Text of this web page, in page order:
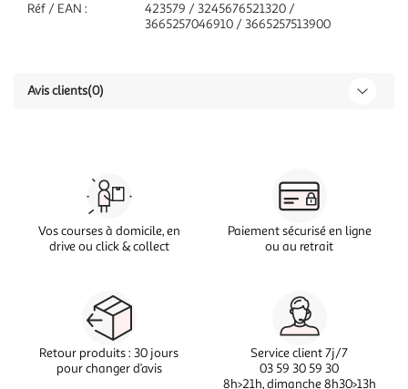
Réf / EAN :
423579 / 3245676521320 /
3665257046910 / 3665257513900
Avis clients(0)
Vos courses à domicile, en
drive ou click & collect
Paiement sécurisé en ligne
ou au retrait
Retour produits : 30 jours
pour changer d’avis
Service client 7j/7
03 59 30 59 30
8h>21h, dimanche 8h30>13h